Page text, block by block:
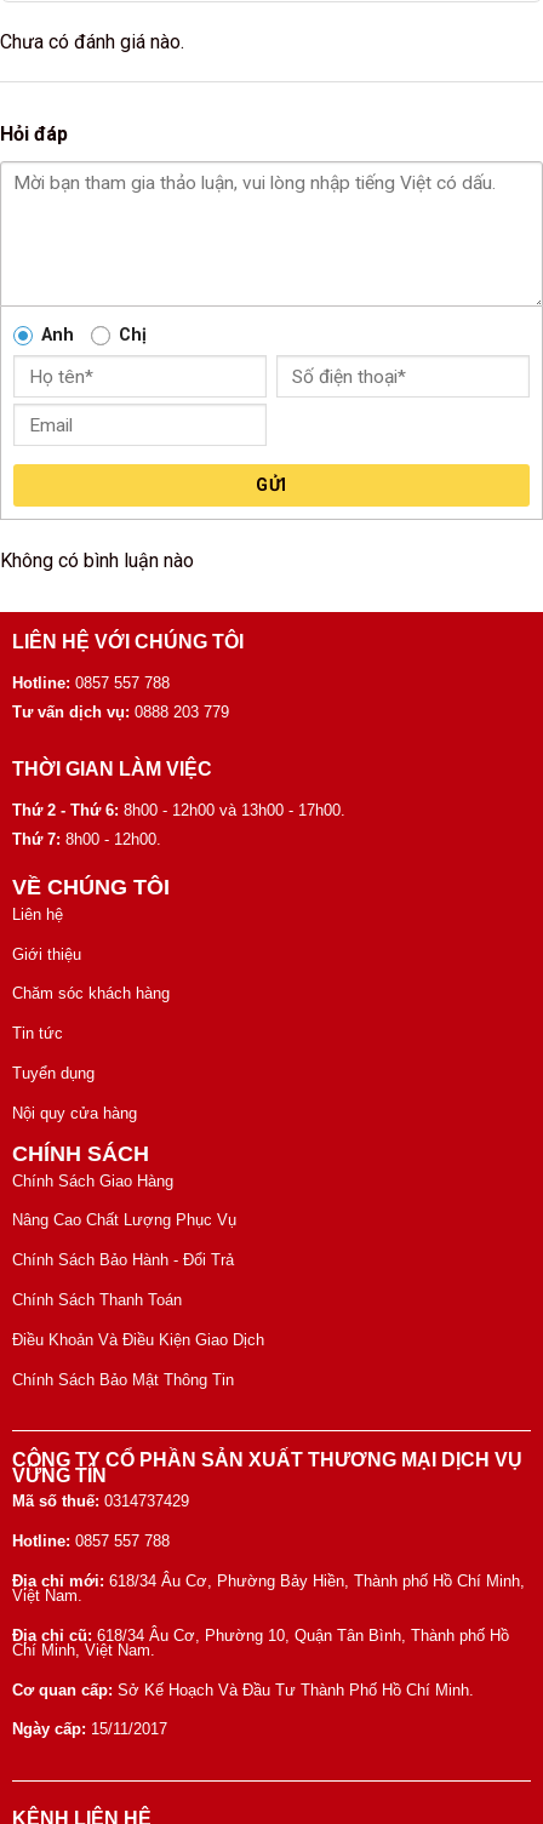
Chưa có đánh giá nào.
Hỏi đáp
Anh Chị
GỬI
Không có bình luận nào
LIÊN HỆ VỚI CHÚNG TÔI
Hotline: 0857 557 788
Tư vấn dịch vụ: 0888 203 779
THỜI GIAN LÀM VIỆC
Thứ 2 - Thứ 6: 8h00 - 12h00 và 13h00 - 17h00.
Thứ 7: 8h00 - 12h00.
VỀ CHÚNG TÔI
Liên hệ
Giới thiệu
Chăm sóc khách hàng
Tin tức
Tuyển dụng
Nội quy cửa hàng
CHÍNH SÁCH
Chính Sách Giao Hàng
Nâng Cao Chất Lượng Phục Vụ
Chính Sách Bảo Hành - Đổi Trả
Chính Sách Thanh Toán
Điều Khoản Và Điều Kiện Giao Dịch
Chính Sách Bảo Mật Thông Tin
CÔNG TY CỔ PHẦN SẢN XUẤT THƯƠNG MẠI DỊCH VỤ
VỮNG TÍN
Mã số thuế: 0314737429
Hotline: 0857 557 788
Địa chỉ mới: 618/34 Âu Cơ, Phường Bảy Hiền, Thành phố Hồ Chí Minh,
Việt Nam.
Địa chỉ cũ: 618/34 Âu Cơ, Phường 10, Quận Tân Bình, Thành phố Hồ
Chí Minh, Việt Nam.
Cơ quan cấp: Sở Kế Hoạch Và Đầu Tư Thành Phố Hồ Chí Minh.
Ngày cấp: 15/11/2017
KÊNH LIÊN HỆ